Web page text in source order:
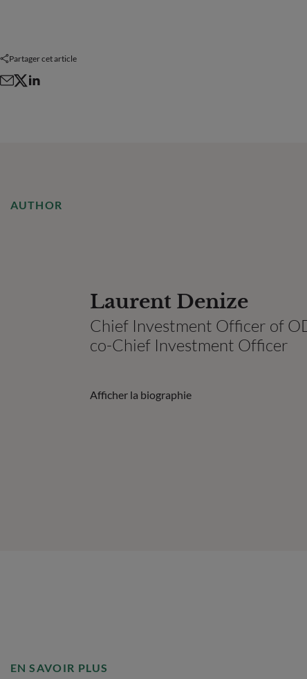
Partager cet article
AUTHOR
Laurent Denize
Chief Investment Officer of
co-Chief Investment Officer
Afficher la biographie
EN SAVOIR PLUS